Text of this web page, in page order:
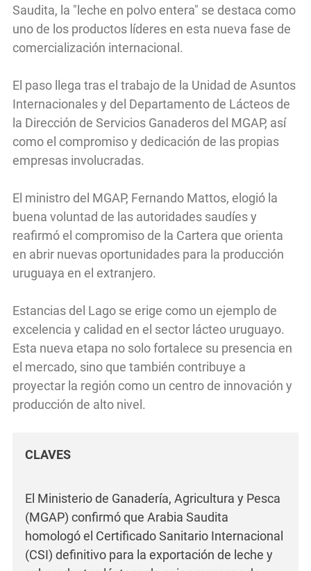
Saudita, la "leche en polvo entera" se destaca como
uno de los productos líderes en esta nueva fase de
comercialización internacional.
El paso llega tras el trabajo de la Unidad de Asuntos
Internacionales y del Departamento de Lácteos de
la Dirección de Servicios Ganaderos del MGAP, así
como el compromiso y dedicación de las propias
empresas involucradas.
El ministro del MGAP, Fernando Mattos, elogió la
buena voluntad de las autoridades saudíes y
reafirmó el compromiso de la Cartera que orienta
en abrir nuevas oportunidades para la producción
uruguaya en el extranjero.
Estancias del Lago se erige como un ejemplo de
excelencia y calidad en el sector lácteo uruguayo.
Esta nueva etapa no solo fortalece su presencia en
el mercado, sino que también contribuye a
proyectar la región como un centro de innovación y
producción de alto nivel.
CLAVES
El Ministerio de Ganadería, Agricultura y Pesca
(MGAP) confirmó que Arabia Saudita
homologó el Certificado Sanitario Internacional
(CSI) definitivo para la exportación de leche y